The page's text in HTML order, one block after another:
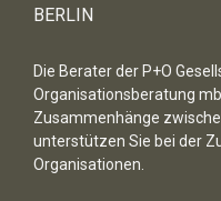
BERLIN
Die Berater der P+O
Organisationsberatung
Zusammenhänge
unterstützen Sie bei der
Organisationen.